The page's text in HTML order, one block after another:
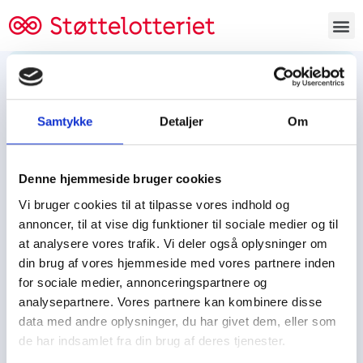
Samtykke Detaljer Om
Denne hjemmeside bruger cookies
Vi bruger cookies til at tilpasse vores indhold og
annoncer, til at vise dig funktioner til sociale medier og til
at analysere vores trafik. Vi deler også oplysninger om
din brug af vores hjemmeside med vores partnere inden
for sociale medier, annonceringspartnere og
analysepartnere. Vores partnere kan kombinere disse
data med andre oplysninger, du har givet dem, eller som
de har indsamlet fra din brug af deres tjenester.
Tjen penge og støt
Tjen penge til:
Spejdere/spejdergruppen/FDF’ere, m.fl.
Kontor
Tjenpengeogstoet.dk
Ejby Industrivej 91
DK – 2600 Glostrup
CVR: 19347508